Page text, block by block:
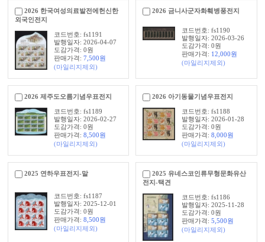
2026 한국여성의료발전에헌신한
외국인전지
코드번호: fs1191
발행일자: 2026-04-07
도감가격: 0원
판매가격: 7,500원
(마일리지제외)
2026 금니사군자화훼병풍전지
코드번호: fs1190
발행일자: 2026-03-26
도감가격: 0원
판매가격: 12,000원
(마일리지제외)
2026 제주도오름기념우표전지
코드번호: fs1189
발행일자: 2026-02-27
도감가격: 0원
판매가격: 8,500원
(마일리지제외)
2026 아기동물기념우표전지
코드번호: fs1188
발행일자: 2026-01-28
도감가격: 0원
판매가격: 8,000원
(마일리지제외)
2025 연하우표전지-말
코드번호: fs1187
발행일자: 2025-12-01
도감가격: 0원
판매가격: 8,500원
(마일리지제외)
2025 유네스코인류무형문화유산
전지-택견
코드번호: fs1186
발행일자: 2025-11-28
도감가격: 0원
판매가격: 5,500원
(마일리지제외)